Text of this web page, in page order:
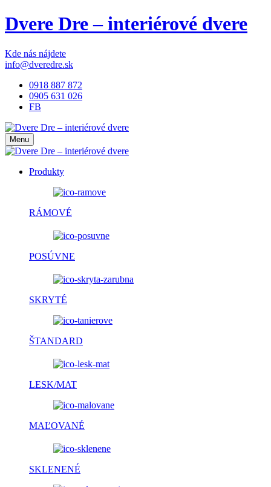
Dvere Dre – interiérové dvere
Kde nás nájdete
info@dveredre.sk
0918 887 872
0905 631 026
FB
Menu
Produkty
RÁMOVÉ
POSÚVNE
SKRYTÉ
ŠTANDARD
LESK/MAT
MAĽOVANÉ
SKLENENÉ